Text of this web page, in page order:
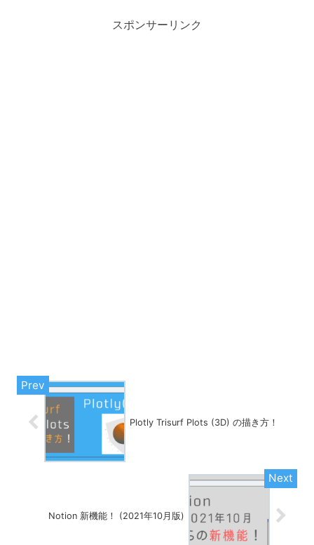
スポンサーリンク
Plotly Trisurf Plots (3D) の描き方！
Notion 新機能！ (2021年10月版)